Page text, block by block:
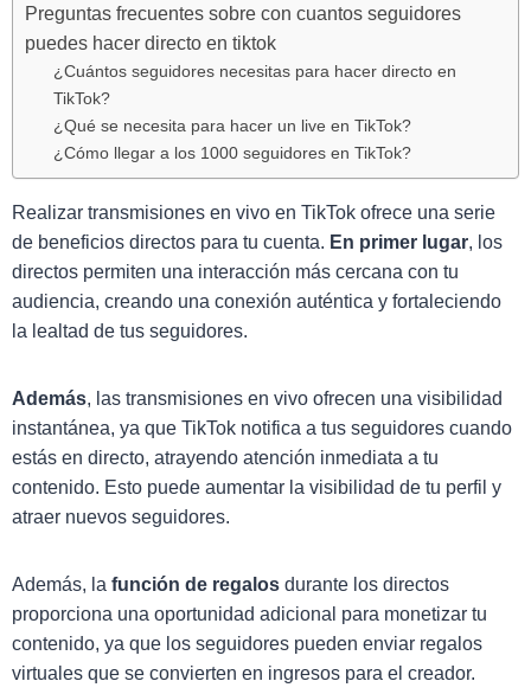
Preguntas frecuentes sobre con cuantos seguidores
puedes hacer directo en tiktok
¿Cuántos seguidores necesitas para hacer directo en
TikTok?
¿Qué se necesita para hacer un live en TikTok?
¿Cómo llegar a los 1000 seguidores en TikTok?
Realizar transmisiones en vivo en TikTok ofrece una serie
de beneficios directos para tu cuenta. En primer lugar, los
directos permiten una interacción más cercana con tu
audiencia, creando una conexión auténtica y fortaleciendo
la lealtad de tus seguidores.
Además, las transmisiones en vivo ofrecen una visibilidad
instantánea, ya que TikTok notifica a tus seguidores cuando
estás en directo, atrayendo atención inmediata a tu
contenido. Esto puede aumentar la visibilidad de tu perfil y
atraer nuevos seguidores.
Además, la función de regalos durante los directos
proporciona una oportunidad adicional para monetizar tu
contenido, ya que los seguidores pueden enviar regalos
virtuales que se convierten en ingresos para el creador.